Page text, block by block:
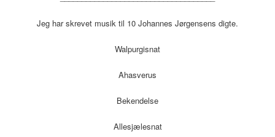
Jeg har skrevet musik til 10 Johannes Jørgensens digte.
Walpurgisnat
Ahasverus
Bekendelse
Allesjælesnat